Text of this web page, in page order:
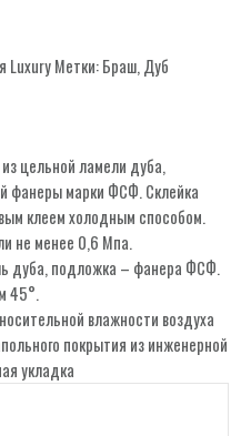
LuxuryМетки:Браш, Дуб
цельной ламели дуба,
фанеры марки ФСФ. Склейка
клеем холодным способом.
не менее 0,6 Мпа.
дуба, подложка – фанера ФСФ.
45°.
влажности воздуха
покрытия из инженерной
укладка